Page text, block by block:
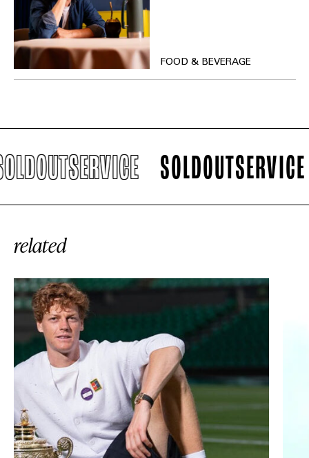
FOOD & BEVERAGE
SOLDOUTSERVICE
related